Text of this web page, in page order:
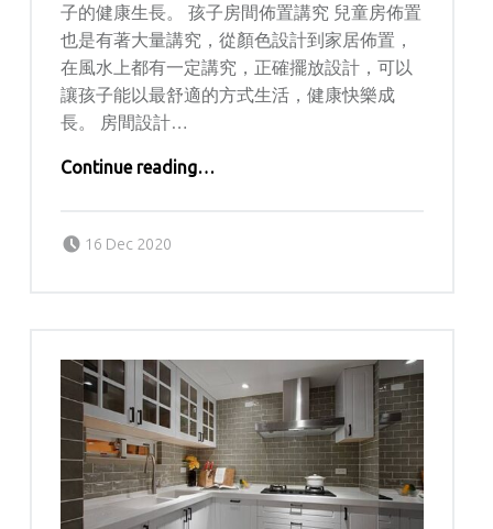
子的健康生長。 孩子房間佈置講究 兒童房佈置
也是有著大量講究，從顏色設計到家居佈置，
在風水上都有一定講究，正確擺放設計，可以
讓孩子能以最舒適的方式生活，健康快樂成
長。 房間設計…
Continue reading“兒童房風水知識 讓孩子健康成長”
…
16 Dec 2020